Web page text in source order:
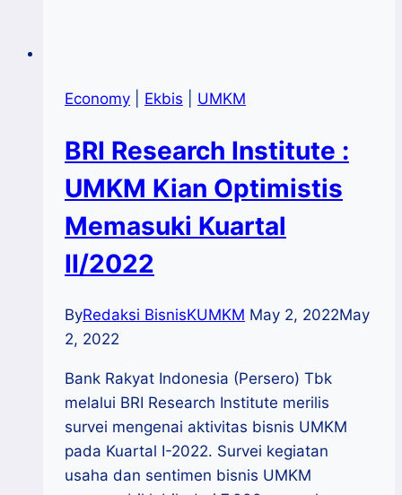
Economy Ekbis UMKM
BRI Research Institute :
UMKM Kian Optimistis
Memasuki Kuartal
II/2022
ByRedaksi BisnisKUMKM May 2, 2022May
2, 2022
Bank Rakyat Indonesia (Persero) Tbk
melalui BRI Research Institute merilis
survei mengenai aktivitas bisnis UMKM
pada Kuartal I-2022. Survei kegiatan
usaha dan sentimen bisnis UMKM